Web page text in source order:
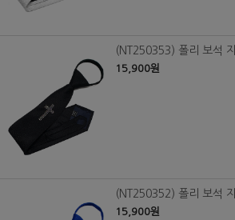
(NT250353) 폴리 보석
15,900원
(NT250352) 폴리 보석
15,900원